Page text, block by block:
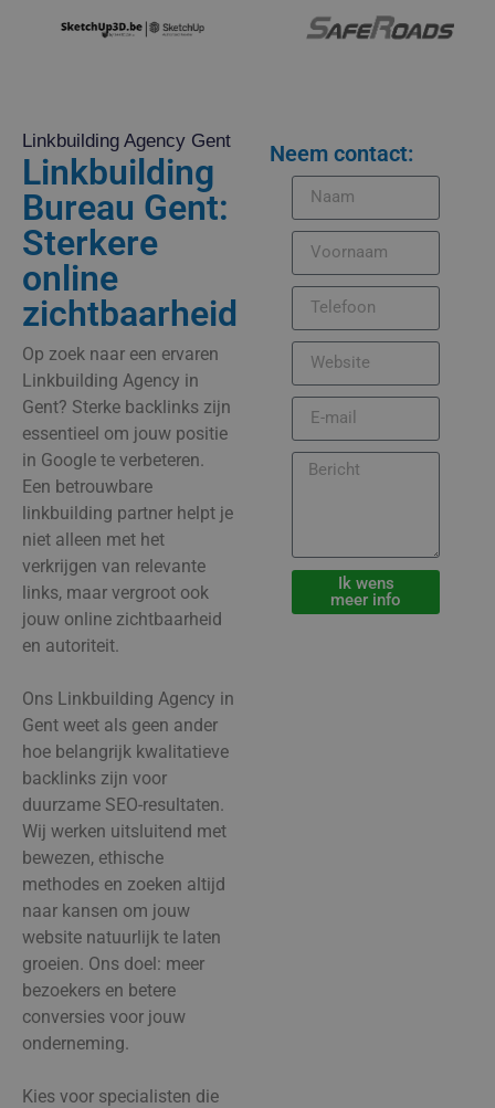
Linkbuilding Agency Gent
Linkbuilding
Bureau Gent:
Sterkere
online
zichtbaarheid
Op zoek naar een ervaren
Linkbuilding Agency in
Gent? Sterke backlinks zijn
essentieel om jouw positie
in Google te verbeteren.
Een betrouwbare
linkbuilding partner helpt je
niet alleen met het
verkrijgen van relevante
links, maar vergroot ook
jouw online zichtbaarheid
en autoriteit.
Ons Linkbuilding Agency in
Gent weet als geen ander
hoe belangrijk kwalitatieve
backlinks zijn voor
duurzame SEO-resultaten.
Wij werken uitsluitend met
bewezen, ethische
methodes en zoeken altijd
naar kansen om jouw
website natuurlijk te laten
groeien. Ons doel: meer
bezoekers en betere
conversies voor jouw
onderneming.
Kies voor specialisten die
Neem contact:
Ik wens
meer info